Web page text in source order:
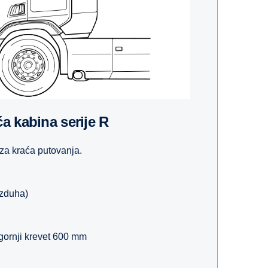
kabina serije R
kraća putovanja.
krevet 600 mm